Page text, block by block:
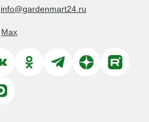
info@gardenmart24.ru
Max